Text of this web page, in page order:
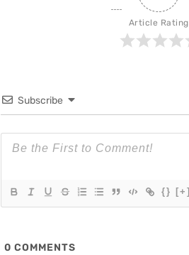
Article Rating
Subscribe
{} [+]
0 COMMENTS